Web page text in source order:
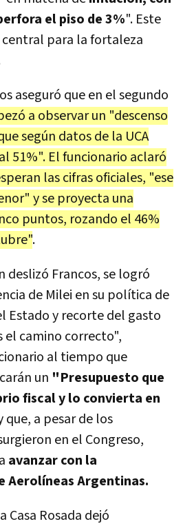
el piso de 3%". Este
para la fortaleza
aseguró que en el segundo
a observar un "descenso
según datos de la UCA
51%". El funcionario aclaró
las cifras oficiales, "ese
y se proyecta una
puntos, rozando el 46%
.
deslizó Francos, se logró
de Milei en su política de
Estado y recorte del gasto
el camino correcto",
al tiempo que
un "Presupuesto que
fiscal y lo convierta en
que, a pesar de los
en el Congreso,
avanzar con la
Aerolíneas Argentinas.
Casa Rosada dejó